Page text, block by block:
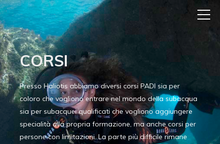
CORSI
Presso Haliotis abbiamo diversi corsi PADI sia per
coloro che vogliono entrare nel mondo della subacqua
sia per subacquei qualificati che vogliono aggiungere
specialità alla propria formazione, ma anche corsi per
persone con limitazioni. La parte più difficile rimane